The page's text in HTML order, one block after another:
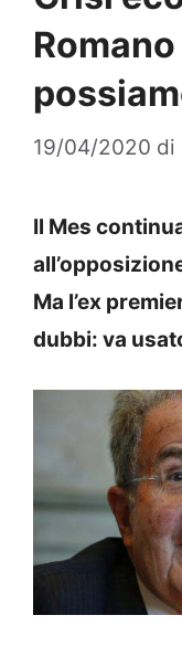
19/04/2020 di
Il Mes
Ma l’ex
dubbi: va